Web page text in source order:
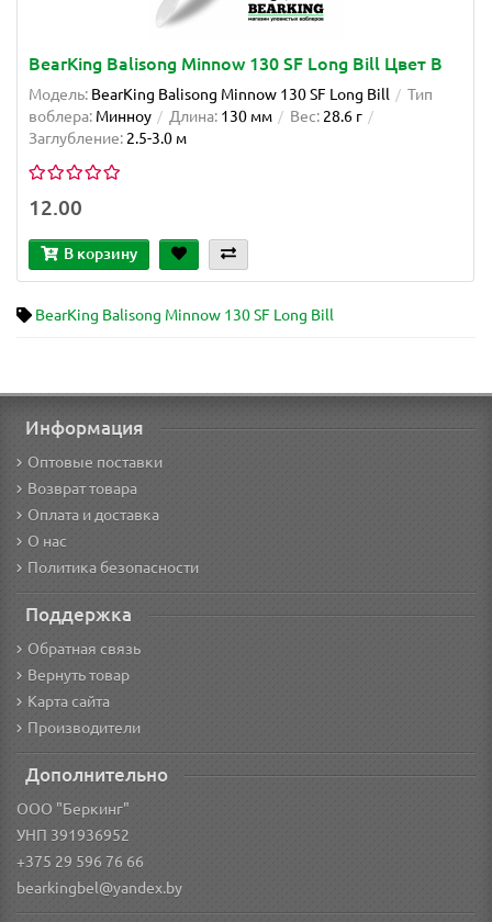
BearKing Balisong Minnow 130 SF Long Bill Цвет B
Модель: BearKing Balisong Minnow 130 SF Long Bill
Тип
воблера: Минноу Длина: 130 мм Вес: 28.6 г
Заглубление: 2.5-3.0 м
12.00
В корзину
BearKing Balisong Minnow 130 SF Long Bill
Информация
Оптовые поставки
Возврат товара
Оплата и доставка
О нас
Политика безопасности
Поддержка
Обратная связь
Вернуть товар
Карта сайта
Производители
Дополнительно
ООО "Беркинг"
УНП 391936952
+375 29 596 76 66
bearkingbel@yandex.by